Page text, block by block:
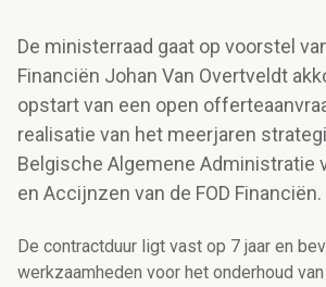
De ministerraad gaat op voorstel
Financiën Johan Van Overtveldt
opstart van een open
realisatie van het meerjaren
Belgische Algemene Administratie
en Accijnzen van de FOD Financiën.
De contractduur ligt vast op 7 jaar en
werkzaamheden voor het onderhoud